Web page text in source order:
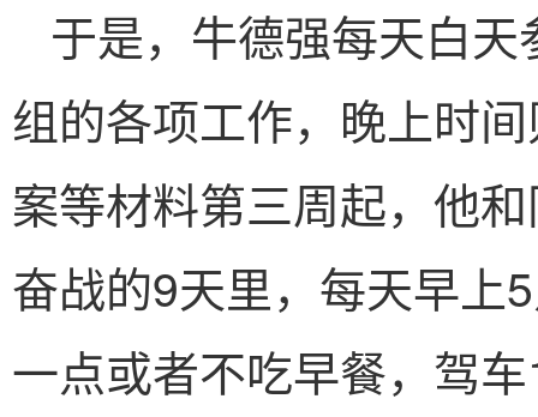
于是，牛德强每天白
组的各项工作，晚上时
案等材料第三周起，他
奋战的9天里，每天早上
一点或者不吃早餐，驾